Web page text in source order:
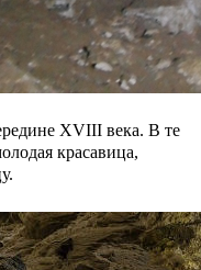
XVIII века. В те
красавица,